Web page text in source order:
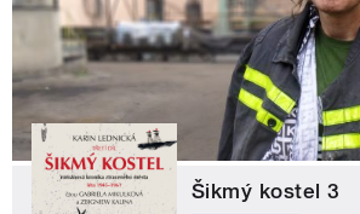
Šikmý kostel 3